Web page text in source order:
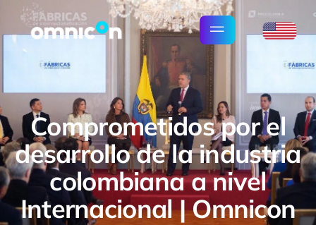
Comprometidos por el
desarrollo de la industria
colombiana a nivel
Internacional | Omnicon